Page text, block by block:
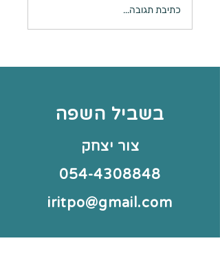
כתיבת תגובה...
בשביל השפה
צור יצחק
054-4308848
iritpo@gmail.com